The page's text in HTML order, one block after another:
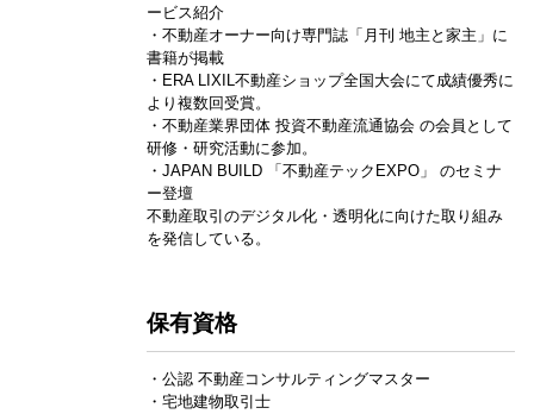
ービス紹介
・不動産オーナー向け専門誌「月刊 地主と家主」に
書籍が掲載
・ERA LIXIL不動産ショップ全国大会にて成績優秀に
より複数回受賞。
・不動産業界団体 投資不動産流通協会 の会員として
研修・研究活動に参加。
・JAPAN BUILD 「不動産テックEXPO」 のセミナ
ー登壇
不動産取引のデジタル化・透明化に向けた取り組み
を発信している。
保有資格
・公認 不動産コンサルティングマスター
・宅地建物取引士